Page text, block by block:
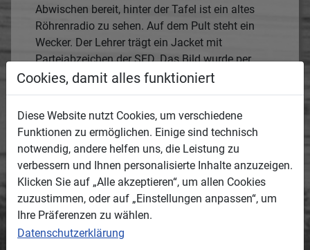
Abwischen bereit, hinter der Tafel ist ein altes
Röhrenradio zu sehen. Auf dem Pult steht ein
Wecker. Der Lehrer trägt ein Jacket mit
Parteiabzeichen der SED. Das Bild wurde per
Hand retuschiert (Rahmen der Tafel, rechte
Schulter, Wand hinter dem Stuhl).
Entstanden:
Termin oder Zeitraum, wann das Medium
entstanden ist.
1960
geschätzt
Ortsbeschreibung, wo das Medium entstanden
Cookies, damit alles funktioniert
Diese Website nutzt Cookies, um verschiedene
Funktionen zu ermöglichen. Einige sind technisch
notwendig, andere helfen uns, die Leistung zu
verbessern und Ihnen personalisierte Inhalte anzuzeigen.
Klicken Sie auf „Alle akzeptieren“, um allen Cookies
zuzustimmen, oder auf „Einstellungen anpassen“, um
Ihre Präferenzen zu wählen.
Datenschutzerklärung